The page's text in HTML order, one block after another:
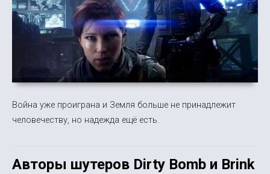
Война уже проиграна и Земля больше не принадлежит
человечеству, но надежда ещё есть.
Авторы шутеров Dirty Bomb и Brink